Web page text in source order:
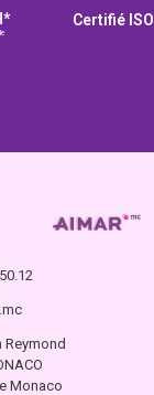
Certifié ISO
Reymond
Monaco